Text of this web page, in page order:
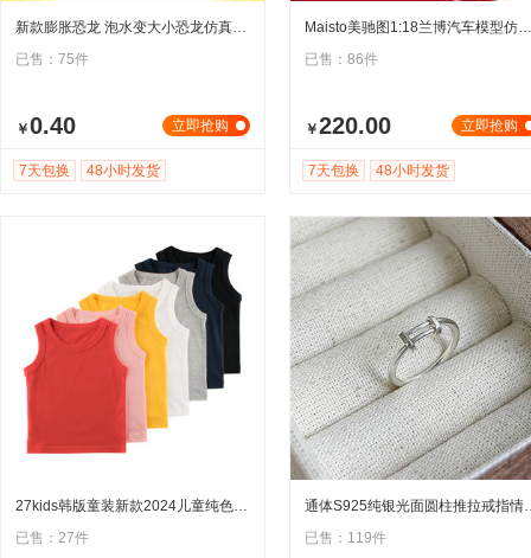
新款膨胀恐龙 泡水变大小恐龙仿真模型儿童幼儿认知观察力玩具
已售：75件
立即抢购
￥0.40
7天包换 48小时发货
Maisto美驰图1:18兰博汽车模型仿真合金跑车男孩适用于基尼玩具批
已售：86件
立即抢购
￥220.00
7天包换 48小时发货
27kids韩版童装新款2024儿童纯色背心夏广告衫无图案儿童衣服批发
已售：27件
通体S925纯银光面
已售：119件